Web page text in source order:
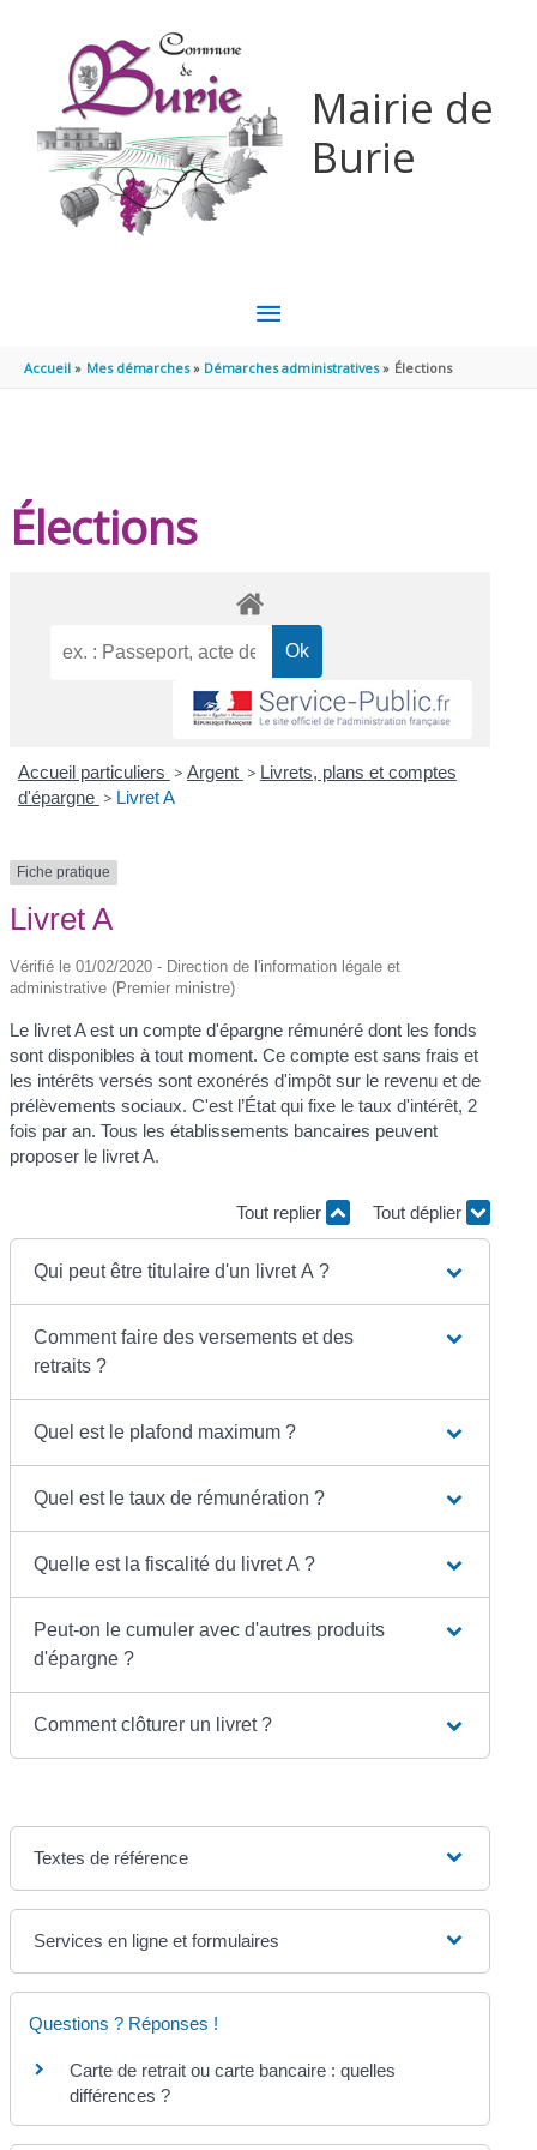
Mairie de
Burie
MENU
PRINCIPAL
Accueil Mes démarches Démarches administratives Élections
Élections
Accueil particuliers > Argent > Livrets, plans et comptes
d'épargne > Livret A
Fiche pratique
Livret A
Vérifié le 01/02/2020 - Direction de l'information légale et
administrative (Premier ministre)
Le livret A est un compte d'épargne rémunéré dont les fonds
sont disponibles à tout moment. Ce compte est sans frais et
les intérêts versés sont exonérés d'impôt sur le revenu et de
prélèvements sociaux. C'est l’État qui fixe le taux d'intérêt, 2
fois par an. Tous les établissements bancaires peuvent
proposer le livret A.
Tout replier Tout déplier
Qui peut être titulaire d'un livret A ?
Comment faire des versements et des
retraits ?
Quel est le plafond maximum ?
Quel est le taux de rémunération ?
Quelle est la fiscalité du livret A ?
Peut-on le cumuler avec d'autres produits
d'épargne ?
Comment clôturer un livret ?
Textes de référence
Services en ligne et formulaires
Questions ? Réponses !
Carte de retrait ou carte bancaire : quelles
différences ?